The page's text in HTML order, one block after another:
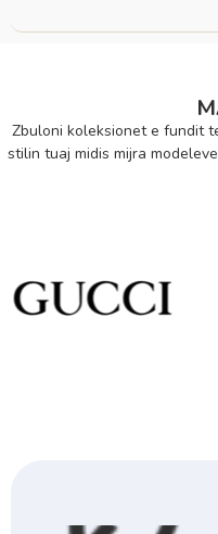
Zbuloni koleksionet e fundit
stilin tuaj midis mijra